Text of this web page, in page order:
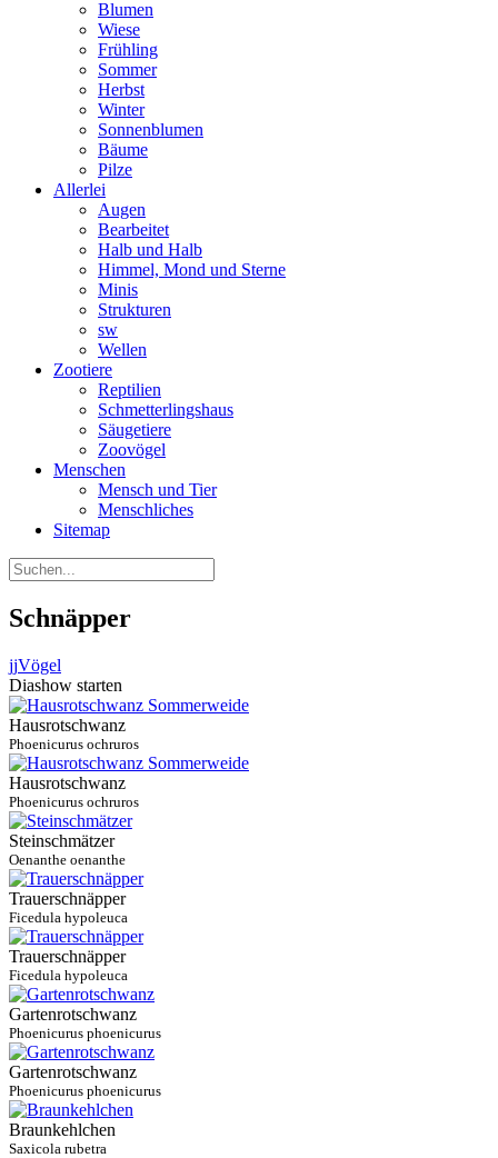
Blumen
Wiese
Frühling
Sommer
Herbst
Winter
Sonnenblumen
Bäume
Pilze
Allerlei
Augen
Bearbeitet
Halb und Halb
Himmel, Mond und Sterne
Minis
Strukturen
sw
Wellen
Zootiere
Reptilien
Schmetterlingshaus
Säugetiere
Zoovögel
Menschen
Mensch und Tier
Menschliches
Sitemap
Schnäpper
jjVögel
Diashow starten
Hausrotschwanz
Phoenicurus ochruros
Hausrotschwanz
Phoenicurus ochruros
Steinschmätzer
Oenanthe oenanthe
Trauerschnäpper
Ficedula hypoleuca
Trauerschnäpper
Ficedula hypoleuca
Gartenrotschwanz
Phoenicurus phoenicurus
Gartenrotschwanz
Phoenicurus phoenicurus
Braunkehlchen
Saxicola rubetra